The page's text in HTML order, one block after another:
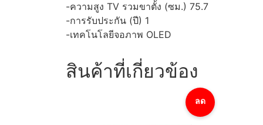
-ความสูง TV รวมขาตั้ง (ซม.) 75.7
-การรับประกัน (ปี) 1
-เทคโนโลยีจอภาพ OLED
สินค้าที่เกี่ยวข้อง
ลด